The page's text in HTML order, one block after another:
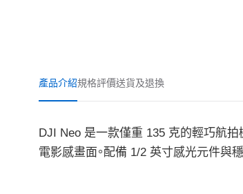
產品介紹規格評價送貨及退換
DJI Neo 是一款僅重 135 克的輕巧航拍
電影感畫面。配備 1/2 英寸感光元件與